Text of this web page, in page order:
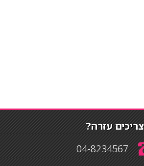
צריכים עזרה?
04-8234567